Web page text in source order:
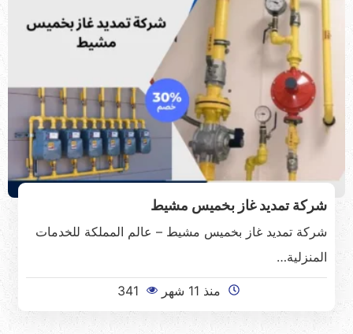
شركة تمديد غاز بخميس مشيط
شركة تمديد غاز بخميس مشيط – عالم المملكة للخدمات
المنزلية…
منذ 11 شهر 341